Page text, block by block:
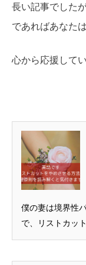
長い記事でした
であればあなた
心から応援してい
僕の妻は境界性
で、リストカッ